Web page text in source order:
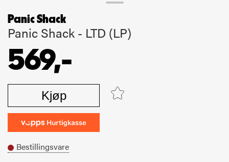
Panic Shack
Panic Shack - LTD (LP)
569,-
Kjøp
Bestillingsvare